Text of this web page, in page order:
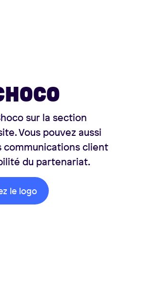
sur la section
Vous pouvez aussi
communications client
du partenariat.
le logo